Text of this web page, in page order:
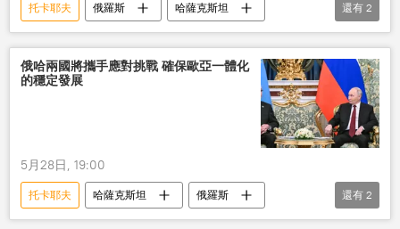
托卡耶夫 俄羅斯
哈薩克斯坦
普京
國際 國際關係
還有 2
俄哈兩國將攜手應對挑戰 確保歐亞一體化
的穩定發展
5月28日, 19:00
托卡耶夫 哈薩克斯坦
俄羅斯
國際
國際關係 普京
還有 2